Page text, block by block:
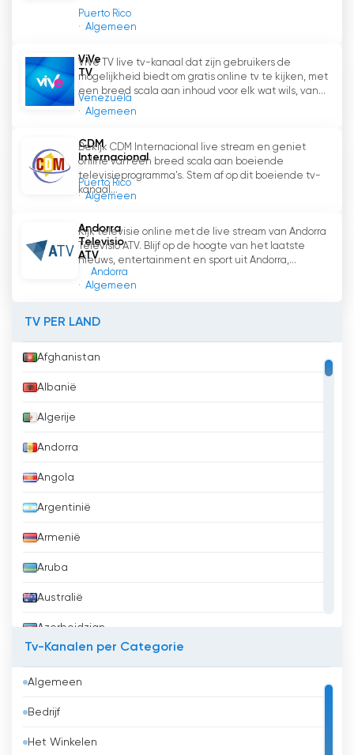
Puerto Rico
Algemeen
ViVe
TV
Venezuela
Algemeen
ViVe TV live tv-kanaal dat zijn gebruikers de
mogelijkheid biedt om gratis online tv te kijken, met
een breed scala aan inhoud voor elk wat wils, van...
CDM
Internacional
Puerto Rico
Algemeen
Bekijk CDM Internacional live stream en geniet
online van een breed scala aan boeiende
televisieprogramma's. Stem af op dit boeiende tv-
kanaal...
Andorra
Televisio
ATV
Andorra
Algemeen
Kijk televisie online met de live stream van Andorra
Televisio ATV. Blijf op de hoogte van het laatste
nieuws, entertainment en sport uit Andorra,...
TV PER LAND
Afghanistan
Albanië
Algerije
Andorra
Angola
Argentinië
Armenië
Aruba
Australië
Azerbeidzjan
Bangladesh
Barbados
België
Tv-Kanalen per Categorie
Algemeen
Bedrijf
Het Winkelen